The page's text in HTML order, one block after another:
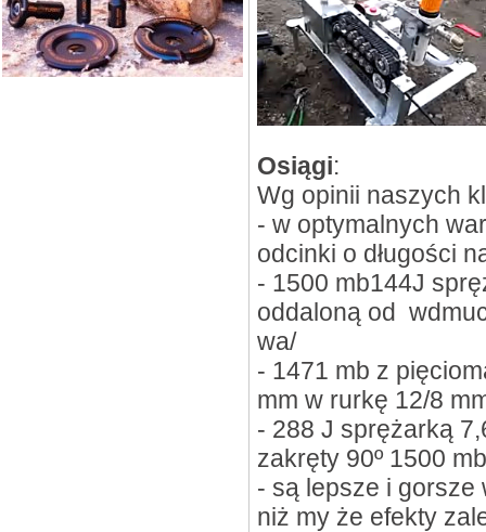
Osiągi:
Wg opinii naszych
- w optymalnych
odcinki o długości
- 1500 mb144J
oddaloną od
wa/
- 1471 mb z
mm w rurkę 12/8
- 288 J sprężarką
zakręty 90º 1500 mb
- są lepsze i gorsze
niż my że efekty